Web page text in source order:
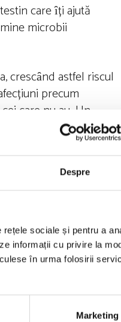
Despre
sociale și pentru a
informații cu privire la
în urma folosirii
Marketing
care ȋți ajută
microbii
crescȃnd astfel riscul
precum
care nu au. Un
inimă.
pot. Aceste bacterii
primesc
în fibre, cum ar fi
ai plantelor pe care
în polifenoli. De